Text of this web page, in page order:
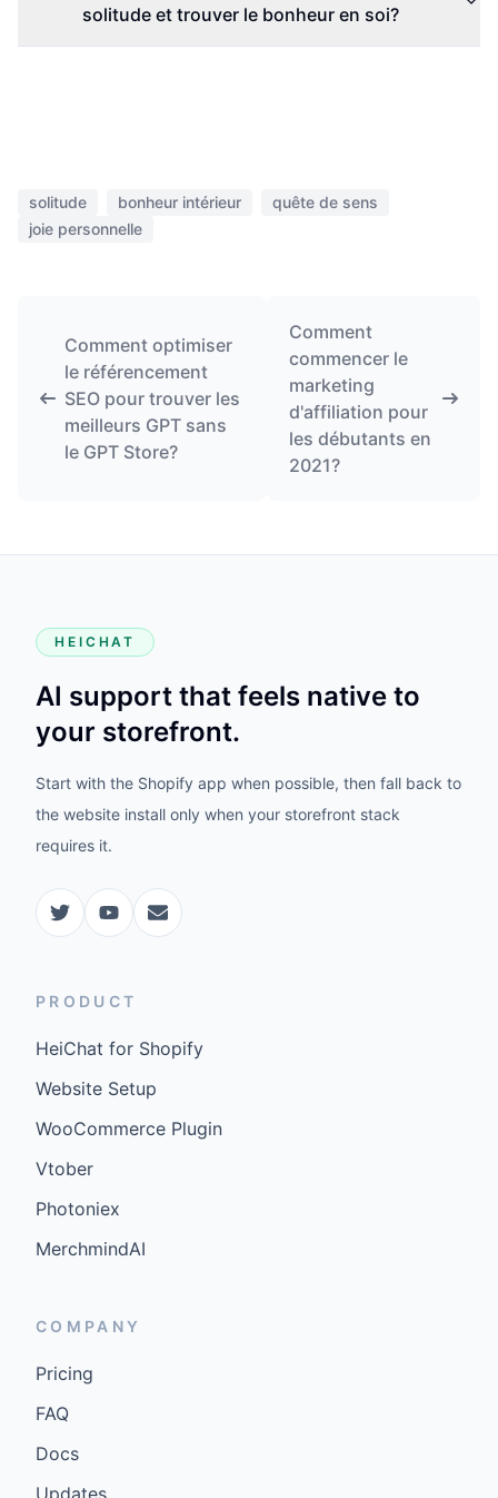
solitude et trouver le bonheur en soi?
solitude bonheur intérieur
quête de sens
joie personnelle
Comment optimiser
le référencement
SEO pour trouver les
meilleurs GPT sans
le GPT Store?
Comment
commencer le
marketing
d'affiliation pour
les débutants en
2021?
HEICHAT
AI support that feels native to
your storefront.
Start with the Shopify app when possible, then fall back to
the website install only when your storefront stack
requires it.
PRODUCT
HeiChat for Shopify
Website Setup
WooCommerce Plugin
Vtober
Photoniex
MerchmindAI
COMPANY
Pricing
FAQ
Docs
Updates